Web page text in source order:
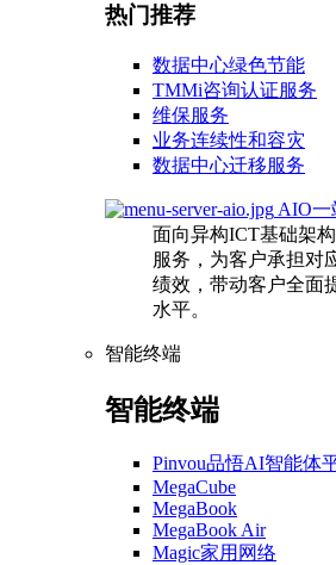
热门推荐
数据中心绿色节能
TMMi咨询认证服务
维保服务
业务连续性和容灾
数据中心迁移服务
AIO一
面向异构ICT基础架
服务，为客户承担对
绩效，带动客户全面
水平。
智能终端
智能终端
Pinvou品悟AI智能体
MegaCube
MegaBook
MegaBook Air
Magic家用网络